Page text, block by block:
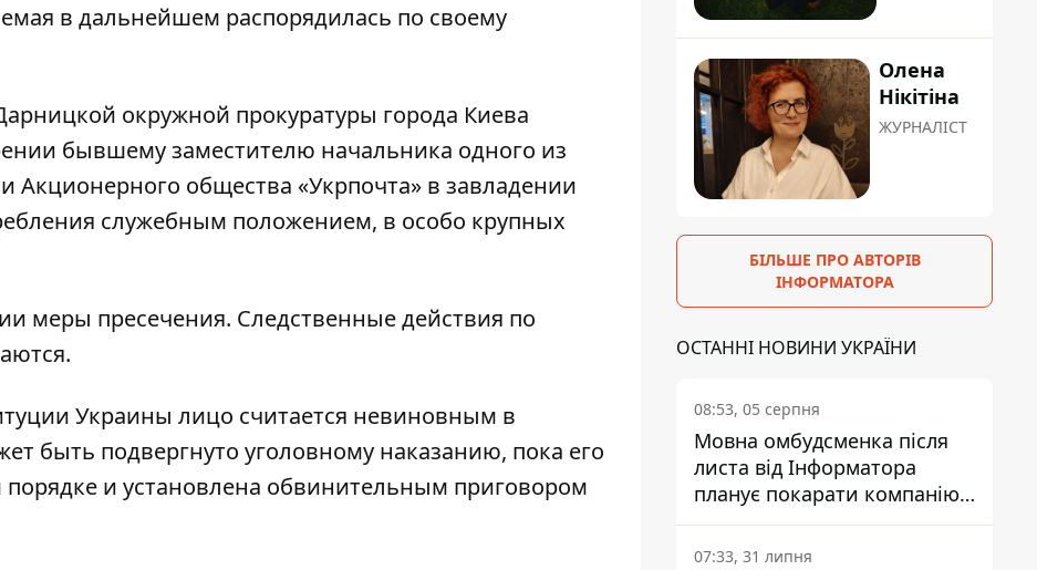
в дальнейшем распорядилась по своему
окружной прокуратуры города Киева
бывшему заместителю начальника одного из
Акционерного общества «Укрпочта» в завладении
служебным положением, в особо крупных
меры пресечения. Следственные действия по
Украины лицо считается невиновным в
быть подвергнуто уголовному наказанию, пока его
порядке и установлена ​​обвинительным приговором
Олена
Нікітіна
ЖУРНАЛІСТ
БІЛЬШЕ ПРО АВТОРІВ
ІНФОРМАТОРА
ОСТАННІ НОВИНИ УКРАЇНИ
08:53, 05 серпня
Мовна омбудсменка після
листа від Інформатора
планує покарати компанію-
підрядника ПриватБанку
07:33, 31 липня